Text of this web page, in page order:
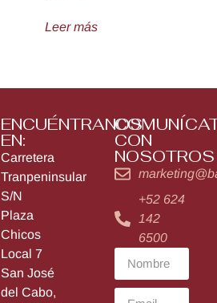
Leer más
ENCUÉNTRANOS
EN:
Carretera
Tranpeninsular
S/N
Plaza
Chicos
Local 7
San José
del Cabo,
CON
NOSOTROS
+52 624
142
6500